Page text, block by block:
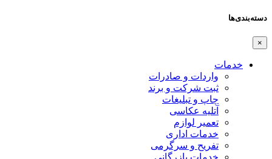
دسته‌بندی‌ها
×
خدمات
واردات و صادرات
ثبت شرکت و برند
چاپ و تبلیغات
آتلیه عکاسی
تعمیر لوازم
خدمات اداری
تفریح و سرگرمی